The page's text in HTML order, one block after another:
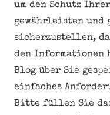
um den Schutz
gewährleisten
sicherzustellen,
den Informationen
Blog über Sie
einfaches
Bitte füllen Sie